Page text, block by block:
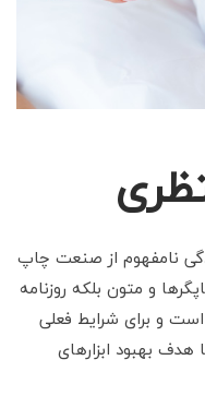
نامفهوم از صنعت چاپ
و متون بلکه روزنامه
و برای شرایط فعلی
هدف بهبود ابزارهای